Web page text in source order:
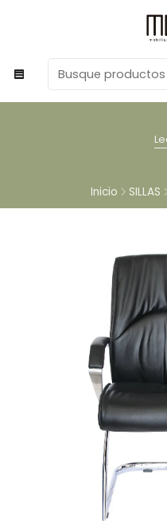
Inicio SILLAS